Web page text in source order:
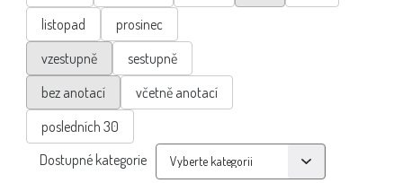
listopad
prosinec
vzestupně
sestupně
bez anotací
včetně anotací
posledních 30
Dostupné kategorie